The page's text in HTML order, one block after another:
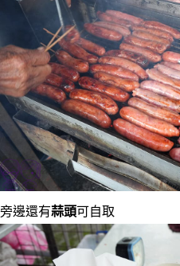
旁邊還有蒜頭可自取